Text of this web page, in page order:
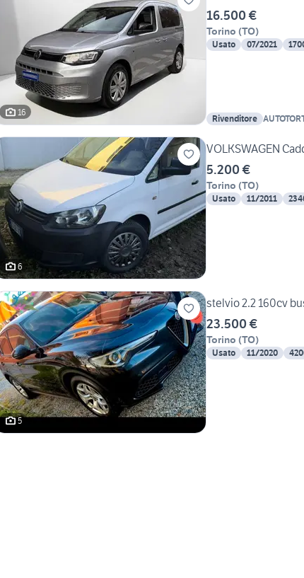
16
16.500 €
Torino (TO)
Usato 07/2021
Rivenditore
6
VOLKSWAGEN
5.200 €
Torino (TO)
Usato 11/2011
5
stelvio 2.2 160cv
23.500 €
Torino (TO)
Usato 11/2020